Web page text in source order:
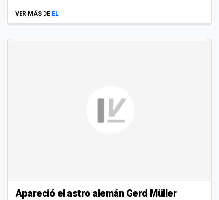
VER MÁS DE EL
Apareció el astro alemán Gerd Müller